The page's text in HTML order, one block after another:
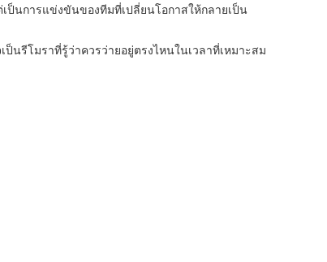
นการแข่งขันของทีมที่เปลี่ยนโอกาสให้กลายเป็น
รีโมราที่รู้ว่าควรว่ายอยู่ตรงไหนในเวลาที่เหมาะสม